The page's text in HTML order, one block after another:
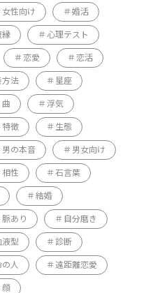
女性向け 婚活
縁 心理テスト
恋愛 恋活
方法 星座
曲 浮気
特徴 生態
男の本音 男女向け
相性 石言葉
結婚
脈あり 自分磨き
液型 診断
人 遠距離恋愛
顔